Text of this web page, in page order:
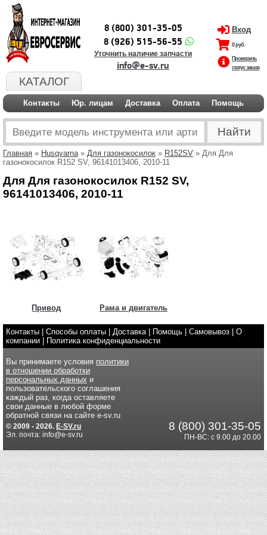
КАТАЛОГ
8 (800) 301-35-05
8 (926) 515-56-55
Уточнить наличие запчасти
info@e-sv.ru
Вход
0 руб.
Проверить
статус заказа
Контакты Юр. лицам Доставка Оплата Помощь
Главная » Husqvarna» Для газонокосилок » R152SV » Для Для
газонокосилок R152 SV, 96141013406, 2010-11
Для Для газонокосилок R152 SV,
96141013406, 2010-11
Привод Рама и двигатель
Контакты Способы оплаты Доставка| Помощь Самовывоз
О
компании
Политика конфиденциальности
Вы принимаете условия политики
в отношении обработки
персональных данных и
пользовательского соглашения
каждый раз, когда оставляете
свои данные в любой форме
обратной связи на сайте e-sv.ru
© 2009 - 2026. E-SV.ru
Эл. почта: info@e-sv.ru
8 (800) 301-35-05
ПН-ВС: с 9.00 до 20.00